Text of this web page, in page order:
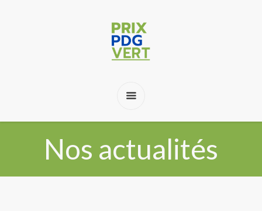
Nos actualités